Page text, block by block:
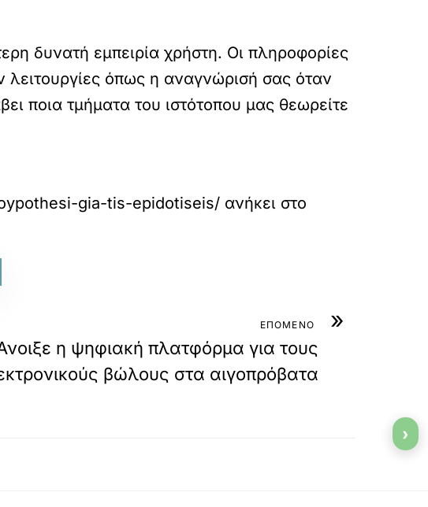
δυνατή εμπειρία χρήστη. Οι πληροφορίες
όπως η αναγνώρισή σας όταν
ποια τμήματα του ιστότοπου μας θεωρείτε
gia-tis-epidotiseis/ ανήκει στο
»
ΕΠΟΜΕΝΟ
η ψηφιακή πλατφόρμα για τους
βώλους στα αιγοπρόβατα
›